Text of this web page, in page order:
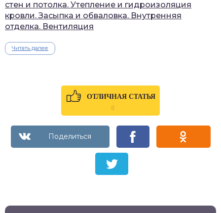
стен и потолка. Утепление и гидроизоляция
кровли. Засыпка и обваловка. Внутренняя
отделка. Вентиляция
Читать далее
ОТЛИЧНАЯ СТАТЬЯ
0